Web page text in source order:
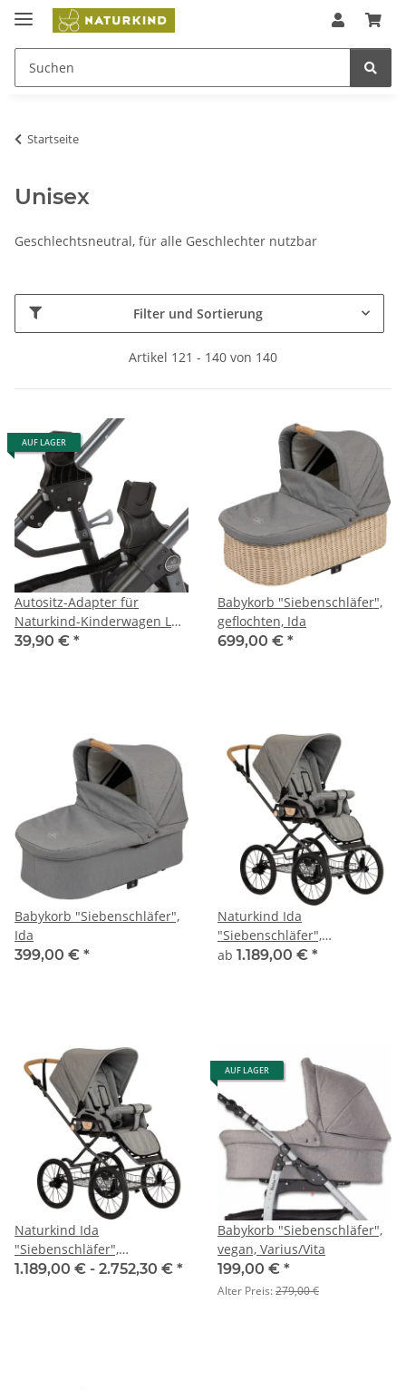
Startseite
Unisex
Geschlechtsneutral, für alle Geschlechter nutzbar
Filter und Sortierung
Artikel 121 - 140 von 140
AUF LAGER
Autositz-Adapter für
Naturkind-Kinderwagen Lux
und Ida, u.a. passend
39,90 € *
Babykorb "Siebenschläfer",
geflochten, Ida
699,00 € *
Babykorb "Siebenschläfer",
Ida
399,00 € *
Naturkind Ida
"Siebenschläfer",
Sportwagen
ab 1.189,00 € *
Naturkind Ida
"Siebenschläfer",
Sportwagen, vegan
1.189,00 € - 2.752,30 € *
AUF LAGER
Babykorb "Siebenschläfer",
vegan, Varius/Vita
199,00 € *
Alter Preis:279,00 €